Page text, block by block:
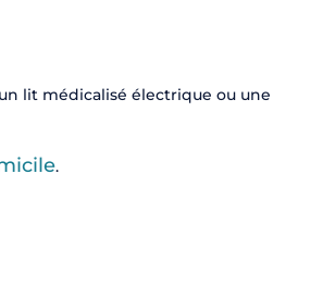
lit médicalisé électrique ou une
.